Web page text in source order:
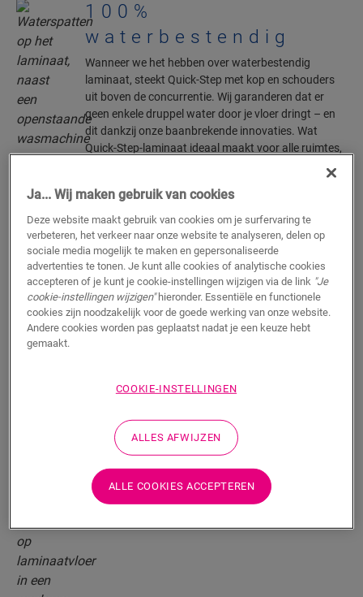
100%
waterbestendig
Wanneer we het hebben over waterbestendig
laminaat, steekt Quick-Step met kop en schouders
uit boven de concurrentie. Wij garanderen dat er
geen enkele druppel water door je vloer dringt – en
dit dankzij onze baanbrekende innovaties. Wat
Quick-Step-laminaat ideaal maakt voor alle ruimtes,
LEES HIER MEER
Premiumkwaliteit
dus voor drukke huishoudens. En bovendien zijn ze
vloerverwarming.
LEES HIER MEER
Ja... Wij maken gebruik van cookies
Deze website maakt gebruik van cookies om je surfervaring te
verbeteren, het verkeer naar onze website te analyseren, delen op
sociale media mogelijk te maken en gepersonaliseerde
advertenties te tonen. Je kunt alle cookies of analytische cookies
accepteren of je kunt je cookie-instellingen wijzigen via de link "Je
cookie-instellingen wijzigen"hieronder. Essentiële en functionele
cookies zijn noodzakelijk voor de goede werking van onze website.
Andere cookies worden pas geplaatst nadat je een keuze hebt
gemaakt.
COOKIE-INSTELLINGEN
ALLES AFWIJZEN
ALLE COOKIES ACCEPTEREN